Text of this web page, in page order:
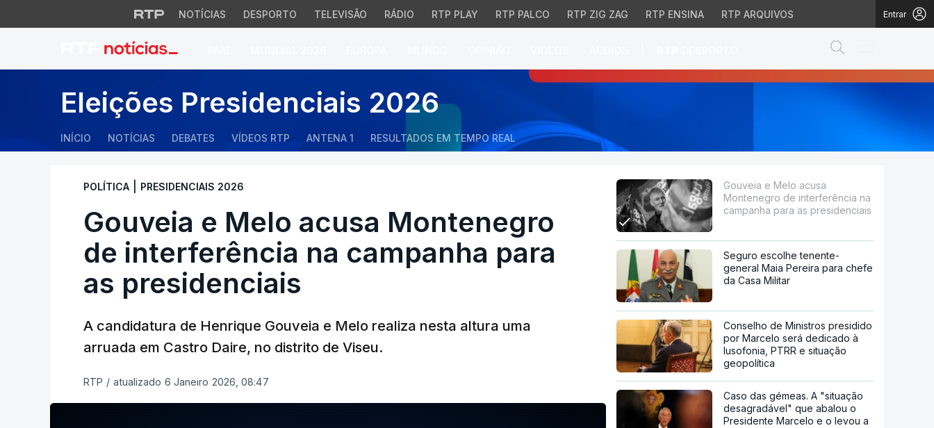
NOTÍCIAS DESPORTO TELEVISÃO RÁDIO RTP PLAY RTP PALCO RTP ZIG ZAG RTP ENSINA RTP ARQUIVOS Entrar
Gouveia e Melo acusa Montenegro de interferência na
Eleições Presidenciais 2026
INÍCIO NOTÍCIAS DEBATES VÍDEOS RTP ANTENA 1 RESULTADOS EM TEMPO REAL
POLÍTICA PRESIDENCIAIS 2026
Gouveia e Melo acusa Montenegro
de interferência na campanha para
as presidenciais
A candidatura de Henrique Gouveia e Melo realiza nesta altura uma
arruada em Castro Daire, no distrito de Viseu.
RTP / atualizado 6 Janeiro 2026, 08:47
Gouveia e Melo acusa
Montenegro de interferência na
campanha para as presidenciais
Seguro escolhe tenente-
general Maia Pereira para chefe
da Casa Militar
Conselho de Ministros presidido
por Marcelo será dedicado à
lusofonia, PTRR e situação
geopolítica
Caso das gémeas. A "situação
desagradável" que abalou o
Presidente Marcelo e o levou a